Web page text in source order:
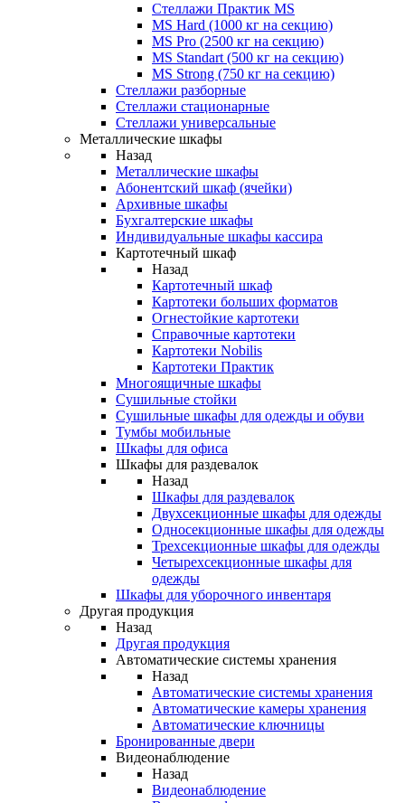
Стеллажи Практик MS
MS Hard (1000 кг на секцию)
MS Pro (2500 кг на секцию)
MS Standart (500 кг на секцию)
MS Strong (750 кг на секцию)
Стеллажи разборные
Стеллажи стационарные
Стеллажи универсальные
Металлические шкафы
Назад
Металлические шкафы
Абонентский шкаф (ячейки)
Архивные шкафы
Бухгалтерские шкафы
Индивидуальные шкафы кассира
Картотечный шкаф
Назад
Картотечный шкаф
Картотеки больших форматов
Огнестойкие картотеки
Справочные картотеки
Картотеки Nobilis
Картотеки Практик
Многоящичные шкафы
Сушильные стойки
Сушильные шкафы для одежды и обуви
Тумбы мобильные
Шкафы для офиса
Шкафы для раздевалок
Назад
Шкафы для раздевалок
Двухсекционные шкафы для одежды
Односекционные шкафы для одежды
Трехсекционные шкафы для одежды
Четырехсекционные шкафы для
одежды
Шкафы для уборочного инвентаря
Другая продукция
Назад
Другая продукция
Автоматические системы хранения
Назад
Автоматические системы хранения
Автоматические камеры хранения
Автоматические ключницы
Бронированные двери
Видеонаблюдение
Назад
Видеонаблюдение